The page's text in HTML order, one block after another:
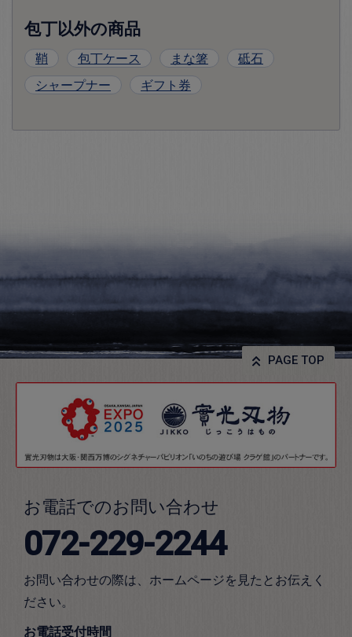
包丁以外の商品
鞘 包丁ケース まな箸
砥石
シャープナー
ギフト券
PAGE TOP
お電話でのお問い合わせ
072-229-2244
お問い合わせの際は、ホームページを見たとお伝えく
ださい。
お電話受付時間